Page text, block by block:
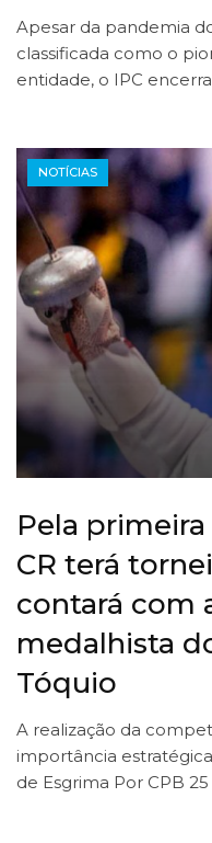
Apesar da pandemia
classificada como o
entidade, o IPC
NOTÍCIAS
Pela
CR terá
contará com
medalhista
Tóquio
A realização da
importância
de Esgrima Por CPB